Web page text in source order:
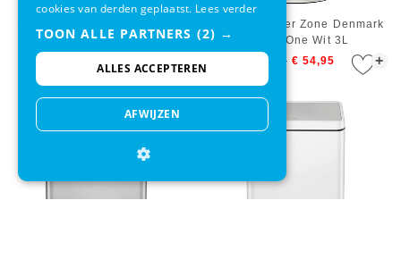
Nova One Zwart 3L
+
Pedaalemmer Zone Denmark
Nova One Wit 3L
€ 74,95 € 54,95
cookies van derden geplaatst. Lees verder
TOON ALLE PARTNERS (2) →
ALLES ACCEPTEREN
AFWIJZEN